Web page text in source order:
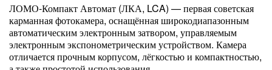
ЛОМО-Компакт Автомат (ЛКА, LCA) — первая советская
карманная фотокамера, оснащённая широкодиапазонным
автоматическим электронным затвором, управляемым
электронным экспонометрическим устройством. Камера
отличается прочным корпусом, лёгкостью и компактностью,